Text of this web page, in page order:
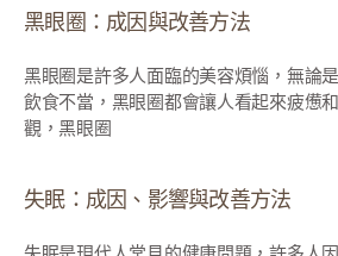
黑眼圈：成因與改善方法
黑眼圈是許多人面臨的美容煩惱，無論
飲食不當，黑眼圈都會讓人看起來疲憊
觀，黑眼圈
失眠：成因、影響與改善方法